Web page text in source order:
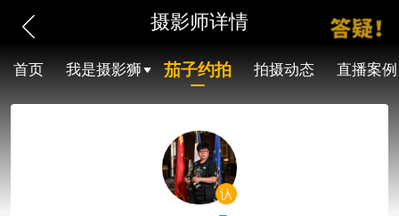
摄影师详情
首页 我是摄影狮 茄子约拍 拍摄动态 直播案例